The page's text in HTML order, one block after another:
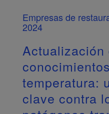
Empresas de
2024
Actualización
temperatura:
clave contra